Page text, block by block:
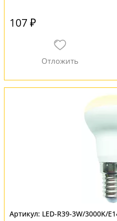
107 ₽
LED-R39-3W/3000K/